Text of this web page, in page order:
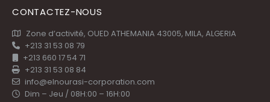
CONTACTEZ-NOUS
Zone d’activité, OUED ATHEMANIA 43005, MILA, ALGERIA
+213 31 53 08 79
+213 660 17 54 71
+213 31 53 08 84
info@elnourasi-corporation.com
Dim – Jeu / 08H:00 – 16H:00